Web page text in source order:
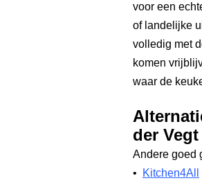
voor een
of landelijke
volledig met
komen
waar de
der Vegt
Andere goed
•
Kitchen4All